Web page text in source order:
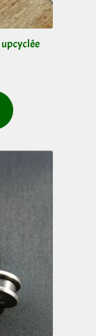
page
du
Ce
produit
options
peuvent
être
choisies
sur